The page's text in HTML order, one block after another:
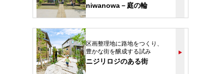
niwanowa－庭の輪
区画整理地に路地をつくり、
豊かな街を醸成する試み
ニジリロジのある街